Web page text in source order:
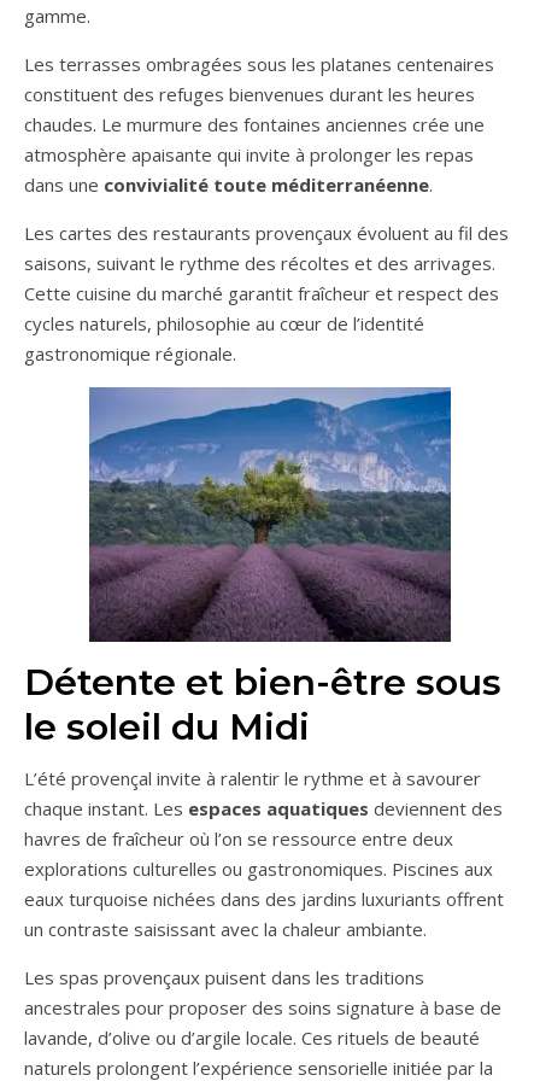
gamme.
Les terrasses ombragées sous les platanes centenaires
constituent des refuges bienvenues durant les heures
chaudes. Le murmure des fontaines anciennes crée une
atmosphère apaisante qui invite à prolonger les repas
dans une convivialité toute méditerranéenne.
Les cartes des restaurants provençaux évoluent au fil des
saisons, suivant le rythme des récoltes et des arrivages.
Cette cuisine du marché garantit fraîcheur et respect des
cycles naturels, philosophie au cœur de l’identité
gastronomique régionale.
Détente et bien-être sous
le soleil du Midi
L’été provençal invite à ralentir le rythme et à savourer
chaque instant. Les espaces aquatiques deviennent des
havres de fraîcheur où l’on se ressource entre deux
explorations culturelles ou gastronomiques. Piscines aux
eaux turquoise nichées dans des jardins luxuriants offrent
un contraste saisissant avec la chaleur ambiante.
Les spas provençaux puisent dans les traditions
ancestrales pour proposer des soins signature à base de
lavande, d’olive ou d’argile locale. Ces rituels de beauté
naturels prolongent l’expérience sensorielle initiée par la